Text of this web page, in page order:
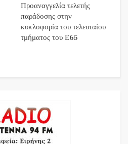
Προαναγγελία τελετής
παράδοσης στην
κυκλοφορία του τελευταίου
τμήματος του Ε65